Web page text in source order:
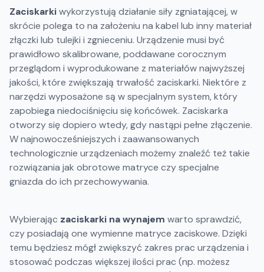
Zaciskarkiwykorzystują działanie siły zgniatającej, w
skrócie polega to na założeniu na kabel lub inny materiał
złączki lub tulejki i zgnieceniu. Urządzenie musi być
prawidłowo skalibrowane, poddawane corocznym
przeglądom i wyprodukowane z materiałów najwyższej
jakości, które zwiększają trwałość zaciskarki. Niektóre z
narzędzi wyposażone są w specjalnym system, który
zapobiega niedociśnięciu się końcówek. Zaciskarka
otworzy się dopiero wtedy, gdy nastąpi pełne złączenie.
W najnowocześniejszych i zaawansowanych
technologicznie urządzeniach możemy znaleźć też takie
rozwiązania jak obrotowe matryce czy specjalne
gniazda do ich przechowywania.
Wybierając zaciskarki na wynajem warto sprawdzić,
czy posiadają one wymienne matryce zaciskowe. Dzięki
temu będziesz mógł zwiększyć zakres prac urządzenia i
stosować podczas większej ilości prac (np. możesz